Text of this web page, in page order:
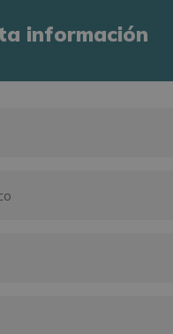
información